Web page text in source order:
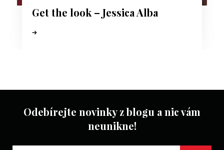
Get the look – Jessica Alba
Odebírejte novinky z blogu a nic vám
neunikne!